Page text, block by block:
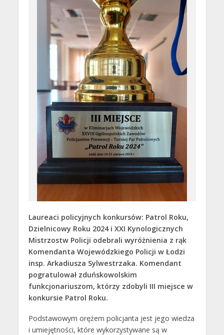
Laureaci policyjnych konkursów: Patrol Roku,
Dzielnicowy Roku 2024 i XXI Kynologicznych
Mistrzostw Policji odebrali wyróżnienia z rąk
Komendanta Wojewódzkiego Policji w Łodzi
insp. Arkadiusza Sylwestrzaka. Komendant
pogratulował zduńskowolskim
funkcjonariuszom, którzy zdobyli III miejsce w
konkursie Patrol Roku.
Podstawowym orężem policjanta jest jego wiedza
i umiejętności, które wykorzystywane są w